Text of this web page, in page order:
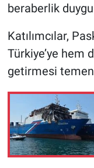
beraberlik
Katılımcılar,
Türkiye’ye hem
getirmesi